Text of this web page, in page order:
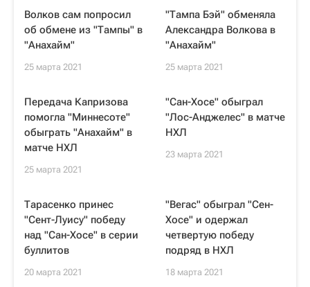
Волков сам попросил
об обмене из "Тампы" в
"Анахайм"
25 марта 2021
"Тампа Бэй" обменяла
Александра Волкова в
"Анахайм"
25 марта 2021
Передача Капризова
помогла "Миннесоте"
обыграть "Анахайм" в
матче НХЛ
25 марта 2021
"Сан-Хосе" обыграл
"Лос-Анджелес" в матче
НХЛ
23 марта 2021
Тарасенко принес
"Сент-Луису" победу
над "Сан-Хосе" в серии
буллитов
20 марта 2021
"Вегас" обыграл "Сен-
Хосе" и одержал
четвертую победу
подряд в НХЛ
18 марта 2021